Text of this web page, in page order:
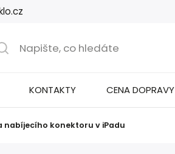
KONTAKTY CENA DOPRAVY
nabíjecího konektoru v iPadu